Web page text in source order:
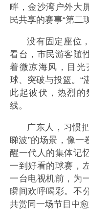
畔，金沙湾户外大
民共享的赛事“第二
没有固定座位
看台，市民游客随
着微凉海风，目
球、突破与投篮。“
此起彼伏，热烈
线。
广东人，习惯
睇波”的场景，像
醒一代人的集体记
一到好看的球赛，
一台电视机前，为
瞬间欢呼喝彩。不
共赏同一场节目中愈